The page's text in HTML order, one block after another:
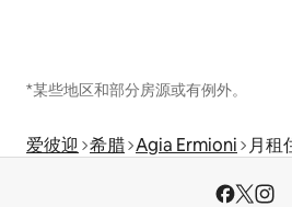
*某些地区和部分房源或有例外。
爱彼迎 希腊 Agia Ermioni 月租